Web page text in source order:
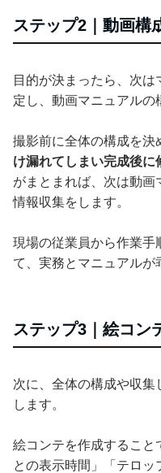
ステップ2｜動画構
目的が決まったら、次
定し、動画マニュアルの
撮影前に全体の構成を決
け漏れてしまい完成後に
がまとまれば、次は動画
情報収集をします。
現場の従業員から作業手
て、実務とマニュアルが
ステップ3｜絵コン
次に、全体の構成や収
します。
絵コンテを作成すること
との表示時間」「テロ